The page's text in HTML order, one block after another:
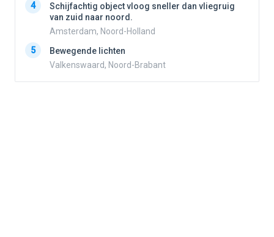
4
Schijfachtig object vloog sneller dan vliegruig
van zuid naar noord.
Amsterdam, Noord-Holland
5
Bewegende lichten
Valkenswaard, Noord-Brabant